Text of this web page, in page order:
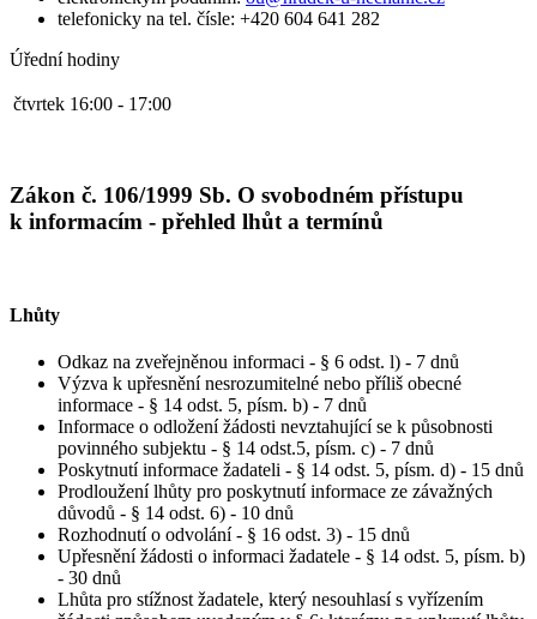
telefonicky na tel. čísle: +420 604 641 282
Úřední hodiny
čtvrtek 16:00 - 17:00
Zákon č. 106/1999 Sb. O svobodném přístupu
k informacím - přehled lhůt a termínů
Lhůty
Odkaz na zveřejněnou informaci - § 6 odst. l) - 7 dnů
Výzva k upřesnění nesrozumitelné nebo příliš obecné
informace - § 14 odst. 5, písm. b) - 7 dnů
Informace o odložení žádosti nevztahující se k působnosti
povinného subjektu - § 14 odst.5, písm. c) - 7 dnů
Poskytnutí informace žadateli - § 14 odst. 5, písm. d) - 15 dnů
Prodloužení lhůty pro poskytnutí informace ze závažných
důvodů - § 14 odst. 6) - 10 dnů
Rozhodnutí o odvolání - § 16 odst. 3) - 15 dnů
Upřesnění žádosti o informaci žadatele - § 14 odst. 5, písm. b)
- 30 dnů
Lhůta pro stížnost žadatele, který nesouhlasí s vyřízením